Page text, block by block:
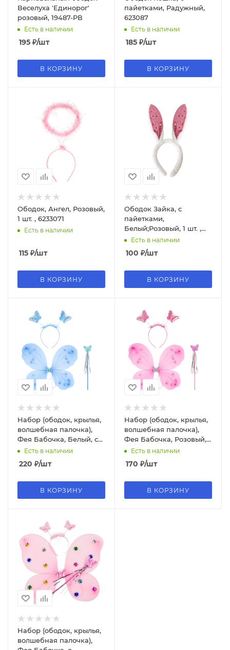
Веселуха 'Единорог'
розовый, 19487-РВ
Есть в наличии
195 ₽/шт
В КОРЗИНУ
пайетками, Радужный,
623087
Есть в наличии
185 ₽/шт
В КОРЗИНУ
Ободок, Ангел, Розовый,
1 шт. , 6233071
Есть в наличии
115 ₽/шт
В КОРЗИНУ
Ободок Зайка, с
пайетками,
Белый;Розовый, 1 шт. ,
6230783
Есть в наличии
100 ₽/шт
В КОРЗИНУ
Набор (ободок, крылья,
волшебная палочка),
Фея Бабочка, Белый, с
блестками, 48~38 см, 1
шт. , 623222
Есть в наличии
220 ₽/шт
В КОРЗИНУ
Набор (ободок, крылья,
волшебная палочка),
Фея Бабочка, Розовый, с
блест., 48~38 см, 1 шт. ,
6232221
Есть в наличии
170 ₽/шт
В КОРЗИНУ
Набор (ободок, крылья,
волшебная палочка),